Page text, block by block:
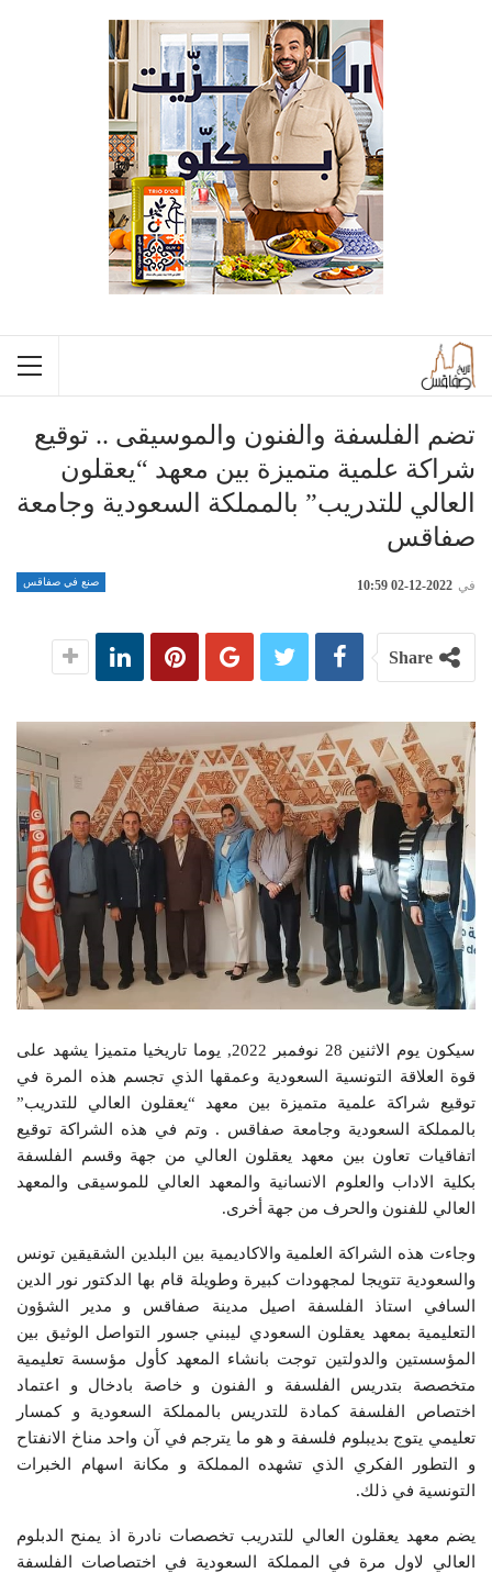
تضم الفلسفة والفنون والموسيقى .. توقيع
شراكة علمية متميزة بين معهد “يعقلون
العالي للتدريب” بالمملكة السعودية وجامعة
صفاقس
صنع في صفاقس في 2022-12-02 10:59
Share
سيكون يوم الاثنين 28 نوفمبر 2022, يوما تاريخيا متميزا يشهد على
قوة العلاقة التونسية السعودية وعمقها الذي تجسم هذه المرة في
توقيع شراكة علمية متميزة بين معهد “يعقلون العالي للتدريب”
بالمملكة السعودية وجامعة صفاقس . وتم في هذه الشراكة توقيع
اتفاقيات تعاون بين معهد يعقلون العالي من جهة وقسم الفلسفة
بكلية الاداب والعلوم الانسانية والمعهد العالي للموسيقى والمعهد
العالي للفنون والحرف من جهة أخرى.
وجاءت هذه الشراكة العلمية والاكاديمية بين البلدين الشقيقين تونس
والسعودية تتويجا لمجهودات كبيرة وطويلة قام بها الدكتور نور الدين
السافي استاذ الفلسفة اصيل مدينة صفاقس و مدير الشؤون
التعليمية بمعهد يعقلون السعودي ليبني جسور التواصل الوثيق بين
المؤسستين والدولتين توجت بانشاء المعهد كأول مؤسسة تعليمية
متخصصة بتدريس الفلسفة و الفنون و خاصة بادخال و اعتماد
اختصاص الفلسفة كمادة للتدريس بالمملكة السعودية و كمسار
تعليمي يتوج بديبلوم فلسفة و هو ما يترجم في آن واحد مناخ الانفتاح
و التطور الفكري الذي تشهده المملكة و مكانة اسهام الخبرات
التونسية في ذلك.
يضم معهد يعقلون العالي للتدريب تخصصات نادرة اذ يمنح الدبلوم
العالي لاول مرة في المملكة السعودية في اختصاصات الفلسفة